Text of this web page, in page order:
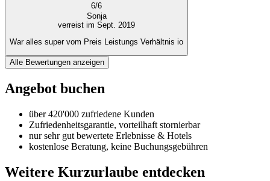
6/6
Sonja
verreist im Sept. 2019
War alles super vom Preis Leistungs Verhältnis io
Alle Bewertungen anzeigen
Angebot buchen
über 420'000 zufriedene Kunden
Zufriedenheitsgarantie, vorteilhaft stornierbar
nur sehr gut bewertete Erlebnisse & Hotels
kostenlose Beratung, keine Buchungsgebühren
Weitere Kurzurlaube entdecken